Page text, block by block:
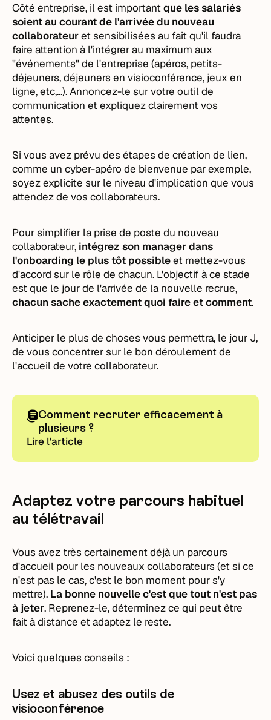
Côté entreprise, il est importantque les salariés
soient au courant de l'arrivée du nouveau
collaborateuret sensibilisées au fait qu'il faudra
faire attention à l'intégrer au maximum aux
"événements" de l'entreprise (apéros, petits-
déjeuners, déjeuners en visioconférence, jeux en
ligne, etc,...). Annoncez-le sur votre outil de
communication et expliquez clairement vos
attentes.
Si vous avez prévu des étapes de création de lien,
comme un cyber-apéro de bienvenue par exemple,
soyez explicite sur le niveau d'implication que vous
attendez de vos collaborateurs.
Pour simplifier la prise de poste du nouveau
collaborateur, intégrez son manager dans
l'onboarding le plus tôt possibleet mettez-vous
d'accord sur le rôle de chacun. L'objectif à ce stade
est que le jour de l'arrivée de la nouvelle recrue,
chacun sache exactement quoi faire et comment.
Anticiper le plus de choses vous permettra, le jour J,
de vous concentrer sur le bon déroulement de
l'accueil de votre collaborateur.
Comment recruter efficacement à
plusieurs ?
Lire l'article
Adaptez votre parcours habituel
au télétravail
Vous avez très certainement déjà un parcours
d'accueil pour les nouveaux collaborateurs (et si ce
n'est pas le cas, c'est le bon moment pour s'y
mettre). La bonne nouvelle c'est que tout n'est pas
à jeter. Reprenez-le, déterminez ce qui peut être
fait à distance et adaptez le reste.
Voici quelques conseils :
Usez et abusez des outils de
visioconférence